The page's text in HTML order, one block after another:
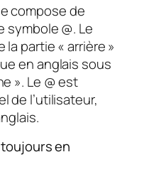
compose de
symbole @. Le
partie « arrière »
en anglais sous
». Le @ est
de l’utilisateur,
en